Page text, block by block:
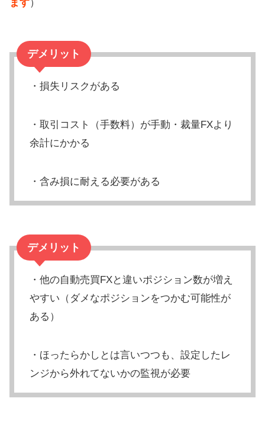
ます）
デメリット
・損失リスクがある
・取引コスト（手数料）が手動・裁量FXより
余計にかかる
・含み損に耐える必要がある
デメリット
・他の自動売買FXと違いポジション数が増え
やすい（ダメなポジションをつかむ可能性が
ある）
・ほったらかしとは言いつつも、設定したレ
ンジから外れてないかの監視が必要